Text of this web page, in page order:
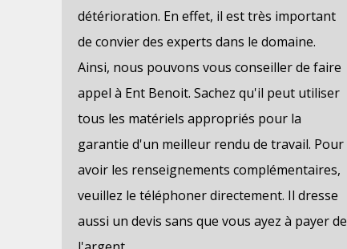
détérioration. En effet, il est très important
de convier des experts dans le domaine.
Ainsi, nous pouvons vous conseiller de faire
appel à Ent Benoit. Sachez qu'il peut utiliser
tous les matériels appropriés pour la
garantie d'un meilleur rendu de travail. Pour
avoir les renseignements complémentaires,
veuillez le téléphoner directement. Il dresse
aussi un devis sans que vous ayez à payer de